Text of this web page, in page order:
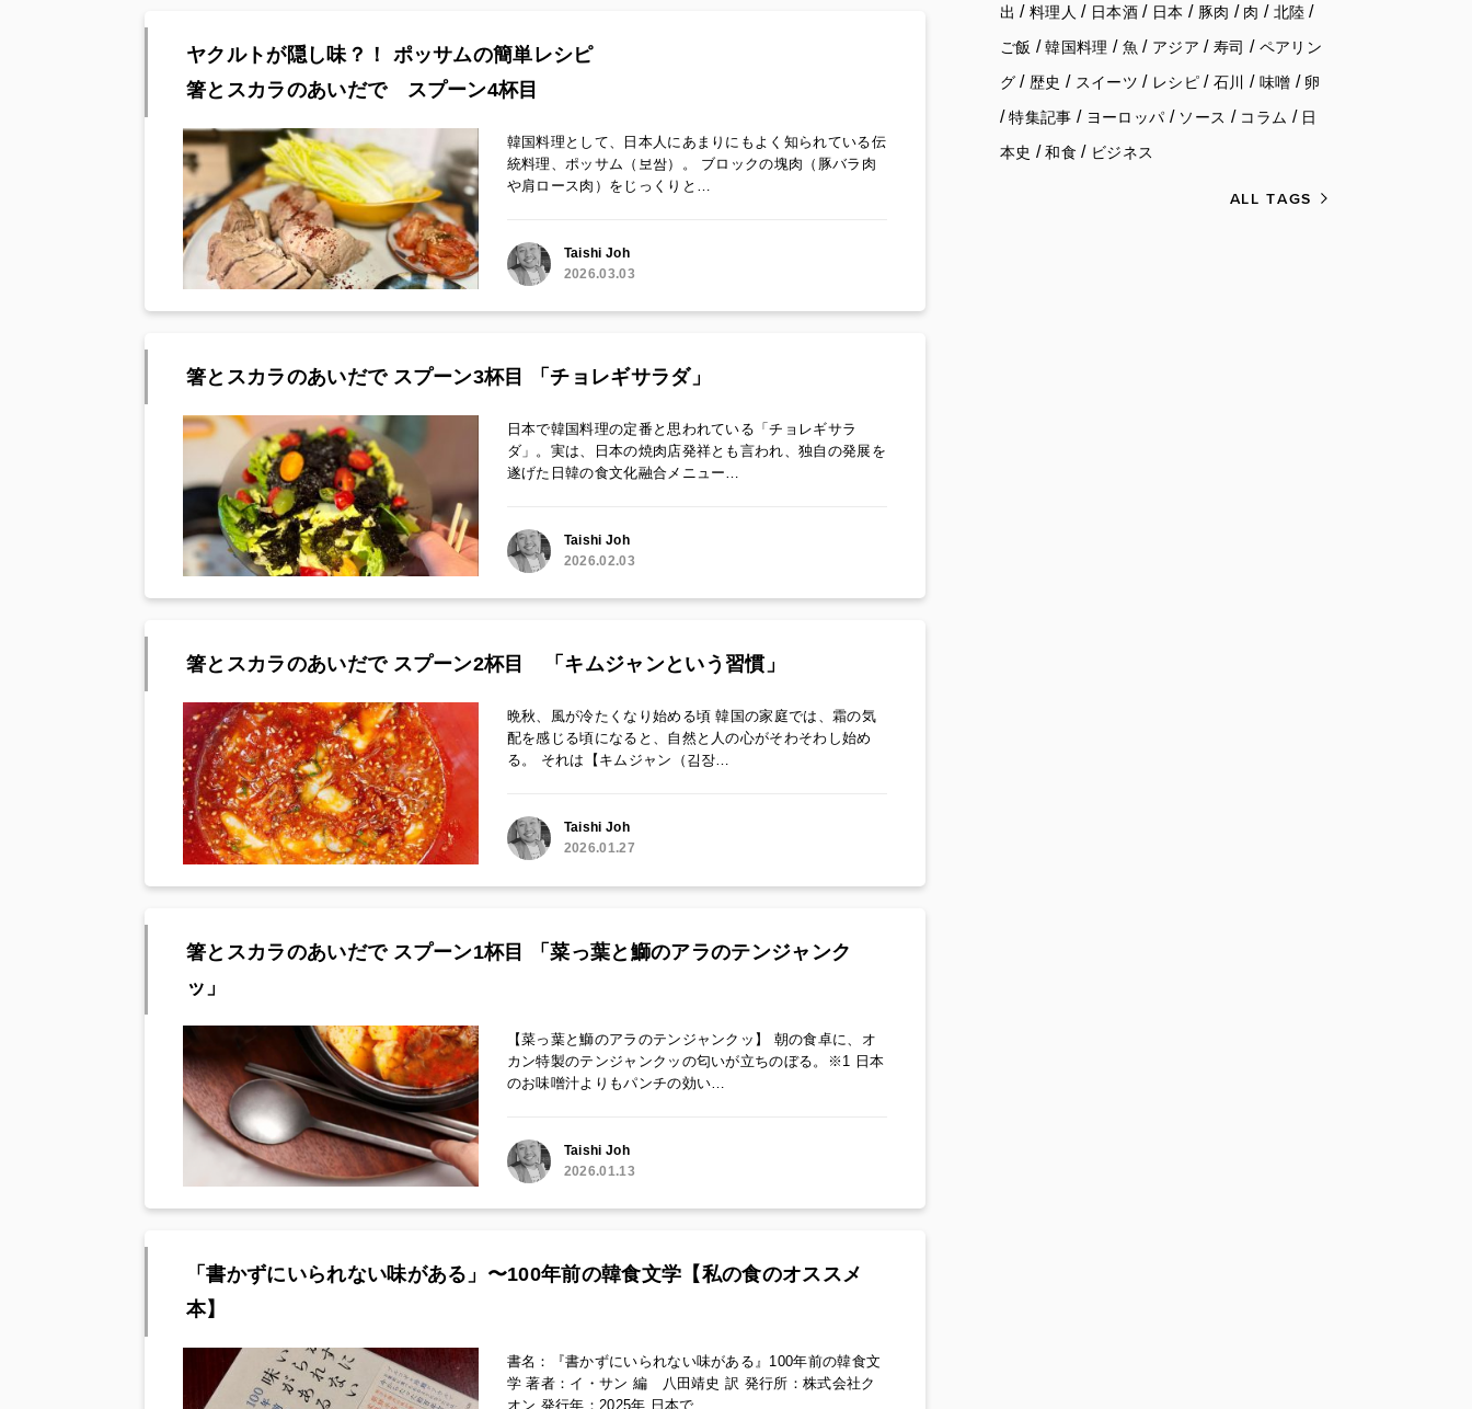
ヤクルトが隠し味？！ ポッサムの簡単レシピ
箸とスカラのあいだで スプーン4杯目
韓国料理として、日本人にあまりにもよく知られている伝
統料理、ポッサム（보쌈）。 ブロックの塊肉（豚バラ肉
や肩ロース肉）をじっくりと…
Taishi Joh
2026.03.03
箸とスカラのあいだで スプーン3杯目 「チョレギサラダ」
日本で韓国料理の定番と思われている「チョレギサラ
ダ」。実は、日本の焼肉店発祥とも言われ、独自の発展を
遂げた日韓の食文化融合メニュー…
Taishi Joh
2026.02.03
箸とスカラのあいだで スプーン2杯目 「キムジャンという習慣」
晩秋、風が冷たくなり始める頃 韓国の家庭では、霜の気
配を感じる頃になると、自然と人の心がそわそわし始め
る。 それは【キムジャン（김장…
Taishi Joh
2026.01.27
箸とスカラのあいだで スプーン1杯目 「菜っ葉と鰤のアラのテンジャンク
ッ」
【菜っ葉と鰤のアラのテンジャンクッ】 朝の食卓に、オ
カン特製のテンジャンクッの匂いが立ちのぼる。※1 日本
のお味噌汁よりもパンチの効い…
Taishi Joh
2026.01.13
「書かずにいられない味がある」〜100年前の韓食文学【私の食のオススメ
本】
書名：『書かずにいられない味がある』100年前の韓食文
学 著者：イ・サン 編 八田靖史 訳 発行所：株式会社ク
オン 発行年：2025年 日本で…
出 /料理人 / 日本酒 / 日本 / 豚肉 / 肉 / 北陸 /
ご飯 /韓国料理 / 魚 / アジア / 寿司 / ペアリン
グ / 歴史 / スイーツ / レシピ/ 石川 / 味噌 / 卵
/特集記事 / ヨーロッパ / ソース / コラム / 日
本史 /和食 / ビジネス
ALL TAGS